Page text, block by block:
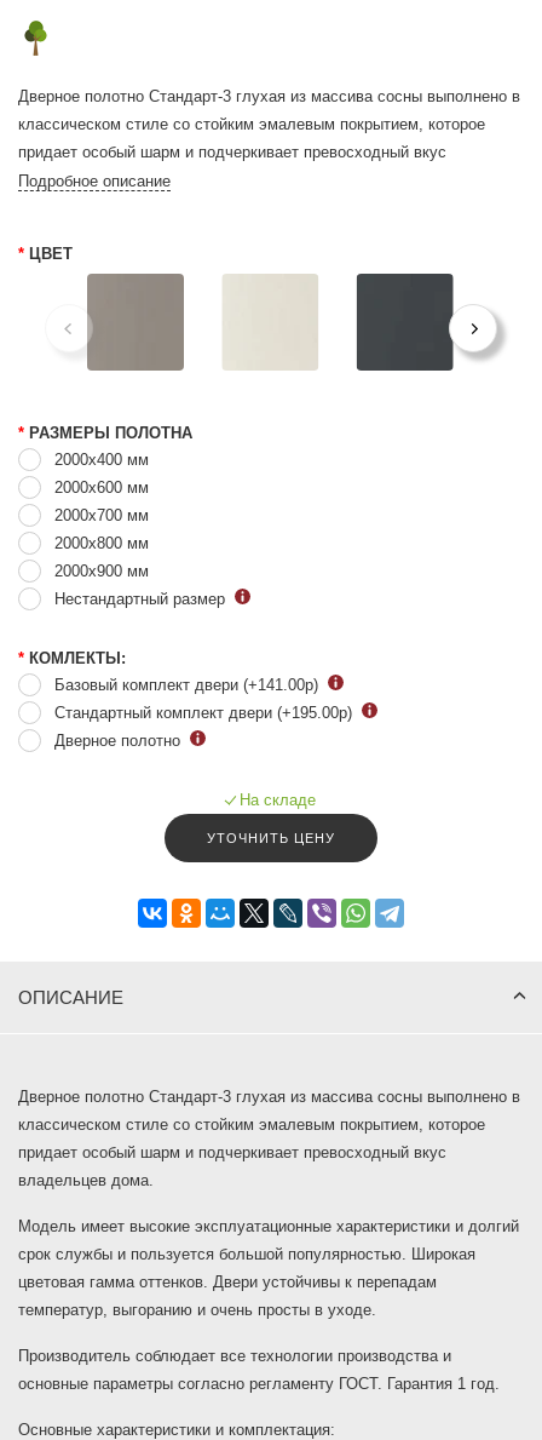
Дверное полотно Стандарт-3 глухая из массива сосны выполнено в
классическом стиле со стойким эмалевым покрытием, которое
придает особый шарм и подчеркивает превосходный вкус
владельцев дома.
цветовая гамма оттенков. Двери устойчивы к перепадам
Производитель соблюдает все технологии производства и
основные параметры согласно регламенту ГОСТ. Гарантия 1 год.
Основные характеристики и комплектация:
RAL-7035 светло серый, RAL-7012 серый;
В базовый комплект двери входит плоский или гвоздевой
наличник. Возможна другая комплектация (с доплатой);
Упаковка завода изготовителя, полиэтилен, картон.
Обращаем Ваше внимание, что цвет материала может отличаться
по тону, в зависимости от настроек вашего монитора или
Подробное описание
* ЦВЕТ
* РАЗМЕРЫ ПОЛОТНА
2000x400 мм
2000x600 мм
2000x700 мм
2000x800 мм
2000x900 мм
Нестандартный размер
* КОМЛЕКТЫ:
Базовый комплект двери (+141.00р)
Стандартный комплект двери (+195.00р)
Дверное полотно
На складе
УТОЧНИТЬ ЦЕНУ
ОПИСАНИЕ
Дверное полотно Стандарт-3 глухая из массива сосны выполнено в
классическом стиле со стойким эмалевым покрытием, которое
придает особый шарм и подчеркивает превосходный вкус
владельцев дома.
Модель имеет высокие эксплуатационные характеристики и долгий
срок службы и пользуется большой популярностью. Широкая
цветовая гамма оттенков. Двери устойчивы к перепадам
температур, выгоранию и очень просты в уходе.
Производитель соблюдает все технологии производства и
основные параметры согласно регламенту ГОСТ. Гарантия 1 год.
Основные характеристики и комплектация: